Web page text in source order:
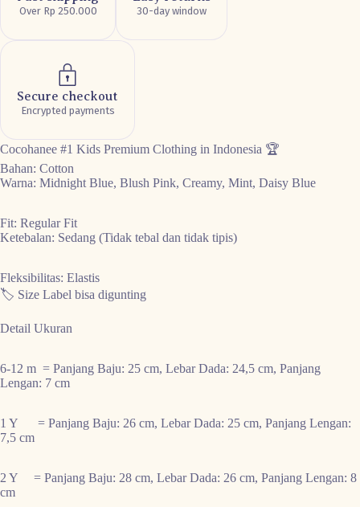
Over Rp 250.000 30-day window
Secure checkout
Encrypted payments
Cocohanee #1 Kids Premium Clothing in Indonesia 🏆
Bahan: Cotton
Warna: Midnight Blue, Blush Pink, Creamy, Mint, Daisy Blue
Fit: Regular Fit
Ketebalan: Sedang (Tidak tebal dan tidak tipis)
Fleksibilitas: Elastis
🏷️ Size Label bisa digunting
Detail Ukuran
6-12 m = Panjang Baju: 25 cm, Lebar Dada: 24,5 cm, Panjang
Lengan: 7 cm
1 Y = Panjang Baju: 26 cm, Lebar Dada: 25 cm, Panjang Lengan:
7,5 cm
2 Y = Panjang Baju: 28 cm, Lebar Dada: 26 cm, Panjang Lengan: 8
cm